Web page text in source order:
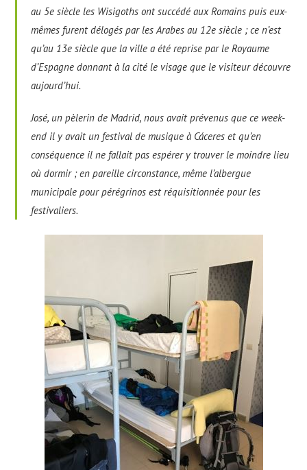
au 5e siècle les Wisigoths ont succédé aux Romains puis eux-
mêmes furent délogés par les Arabes au 12e siècle ; ce n’est
qu’au 13e siècle que la ville a été reprise par le Royaume
d’Espagne donnant à la cité le visage que le visiteur découvre
aujourd’hui.
José, un pèlerin de Madrid, nous avait prévenus que ce week-
end il y avait un festival de musique à Cáceres et qu’en
conséquence il ne fallait pas espérer y trouver le moindre lieu
où dormir ; en pareille circonstance, même l’albergue
municipale pour pérégrinos est réquisitionnée pour les
festivaliers.